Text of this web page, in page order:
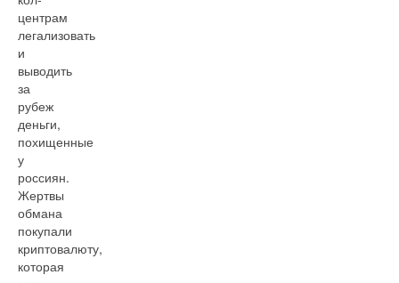
центрам
легализовать
и
выводить
за
рубеж
деньги,
похищенные
у
россиян.
Жертвы
обмана
покупали
криптовалюту,
которая